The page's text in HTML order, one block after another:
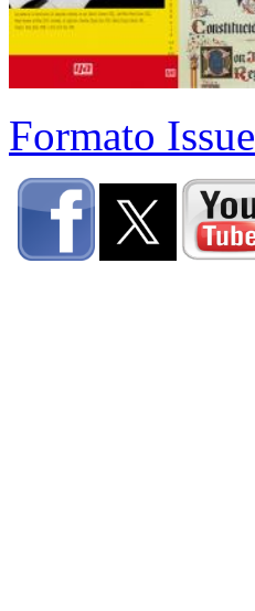
Formato Issue